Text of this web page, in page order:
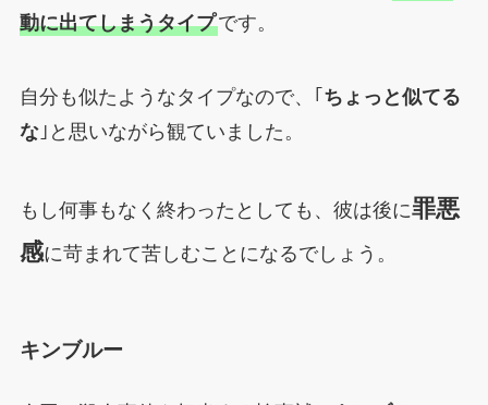
動に出てしまうタイプです。
自分も似たようなタイプなので、｢ ちょっと似てる
な｣と思いながら観ていました。
もし何事もなく終わったとしても、彼は後に罪悪
感に苛まれて苦しむことになるでしょう。
キンブルー